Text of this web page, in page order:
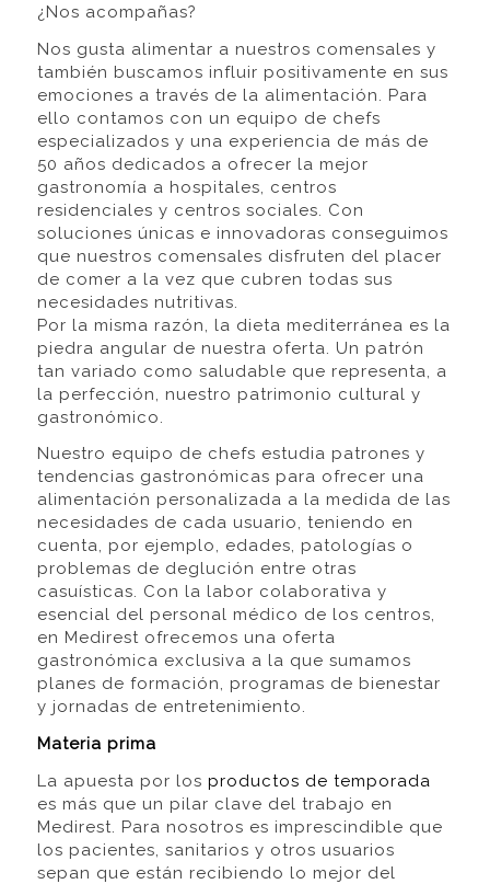
¿Nos acompañas?
Nos gusta alimentar a nuestros comensales y
también buscamos influir positivamente en sus
emociones a través de la alimentación. Para
ello contamos con un equipo de chefs
especializados y una experiencia de más de
50 años dedicados a ofrecer la mejor
gastronomía a hospitales, centros
residenciales y centros sociales. Con
soluciones únicas e innovadoras conseguimos
que nuestros comensales disfruten del placer
de comer a la vez que cubren todas sus
necesidades nutritivas.
Por la misma razón, la dieta mediterránea es la
piedra angular de nuestra oferta. Un patrón
tan variado como saludable que representa, a
la perfección, nuestro patrimonio cultural y
gastronómico.
Nuestro equipo de chefs estudia patrones y
tendencias gastronómicas para ofrecer una
alimentación personalizada a la medida de las
necesidades de cada usuario, teniendo en
cuenta, por ejemplo, edades, patologías o
problemas de deglución entre otras
casuísticas. Con la labor colaborativa y
esencial del personal médico de los centros,
en Medirest ofrecemos una oferta
gastronómica exclusiva a la que sumamos
planes de formación, programas de bienestar
y jornadas de entretenimiento.
Materia prima
La apuesta por los productos de temporada
es más que un pilar clave del trabajo en
Medirest. Para nosotros es imprescindible que
los pacientes, sanitarios y otros usuarios
sepan que están recibiendo lo mejor del